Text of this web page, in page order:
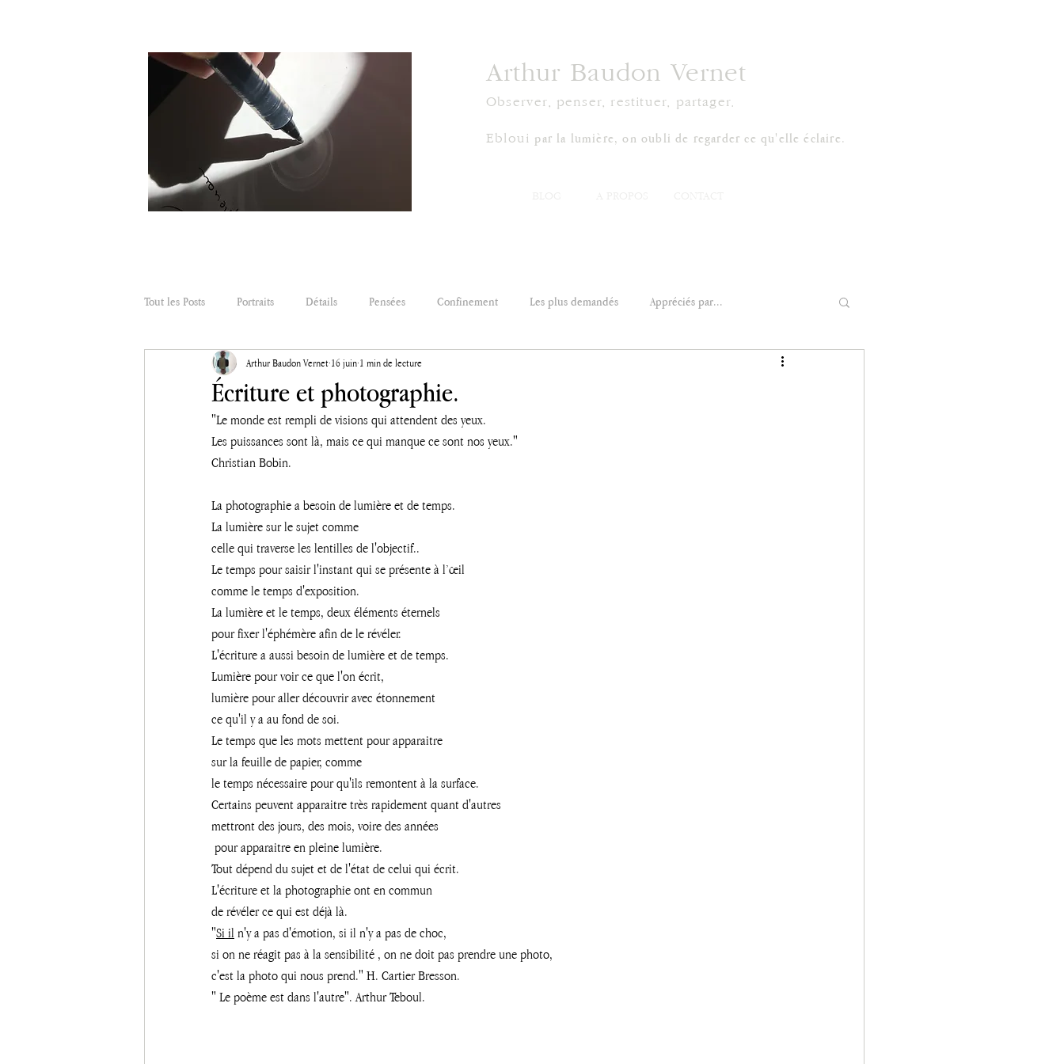
Arthur Baudon Vernet
Observer, penser, restituer, partager.
Ebloui par la lumière, on oubli de regarder ce qu'elle éclaire.
Tout les Posts Portraits Détails Pensées Confinement Les plus demandés Appréciés par...
Écriture et photographie.
Arthur Baudon Vernet 16 juin 1 min de lecture
"Le monde est rempli de visions qui attendent des yeux.
Les puissances sont là, mais ce qui manque ce sont nos yeux."
Christian Bobin.
La photographie a besoin de lumière et de temps.
La lumière sur le sujet comme
celle qui traverse les lentilles de l'objectif..
Le temps pour saisir l'instant qui se présente à l’œil
comme le temps d'exposition.
La lumière et le temps, deux éléments éternels
pour fixer l'éphémère afin de le révéler.
L'écriture a aussi besoin de lumière et de temps.
Lumière pour voir ce que l'on écrit,
lumière pour aller découvrir avec étonnement
ce qu'il y a au fond de soi.
Le temps que les mots mettent pour apparaitre
sur la feuille de papier, comme
le temps nécessaire pour qu'ils remontent à la surface.
Certains peuvent apparaitre très rapidement quant d'autres
mettront des jours, des mois, voire des années
pour apparaitre en pleine lumière.
Tout dépend du sujet et de l'état de celui qui écrit.
L'écriture et la photographie ont en commun
de révéler ce qui est déjà là.
"Si il n'y a pas d'émotion, si il n'y a pas de choc,
si on ne réagit pas à la sensibilité , on ne doit pas prendre une photo,
c'est la photo qui nous prend." H. Cartier Bresson.
" Le poème est dans l'autre". Arthur Teboul.